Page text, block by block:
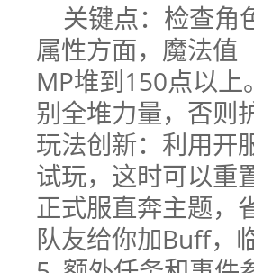
关键点：检查角
属性方面，魔法
MP堆到150点以
别全堆力量，否则
玩法创新：利用开
试玩，这时可以重
正式服直奔主题，
队友给你加Buff，